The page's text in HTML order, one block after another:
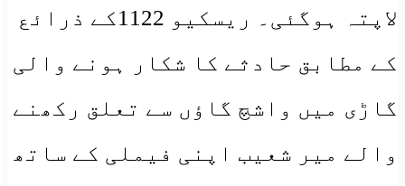
لاپتہ ہوگئی۔ ریسکیو 1122کے ذرائع
کے مطابق حادثے کا شکار ہونے والی
گاڑی میں واشچ گاؤں سے تعلق رکھنے
والے میر شعیب اپنی فیملی کے ساتھ